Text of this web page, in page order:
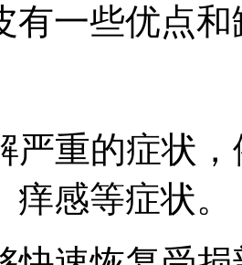
有一些优点
严重的症状
感等症状。